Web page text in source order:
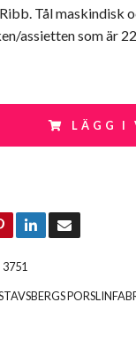
Tål maskindisk
assietten som är
LÄGG I
3751